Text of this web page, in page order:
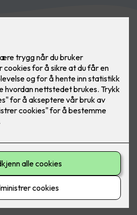
når du benytter
rettigheter.
innhentes og behandles
for å tilby og forbedre vår
av våre tjenester kan vi be om
er navn, telefonnummer,
Det er frivillig å oppgi denne
å ikke oppgi
vi være forhindret fra å gi deg
av personopplysninger